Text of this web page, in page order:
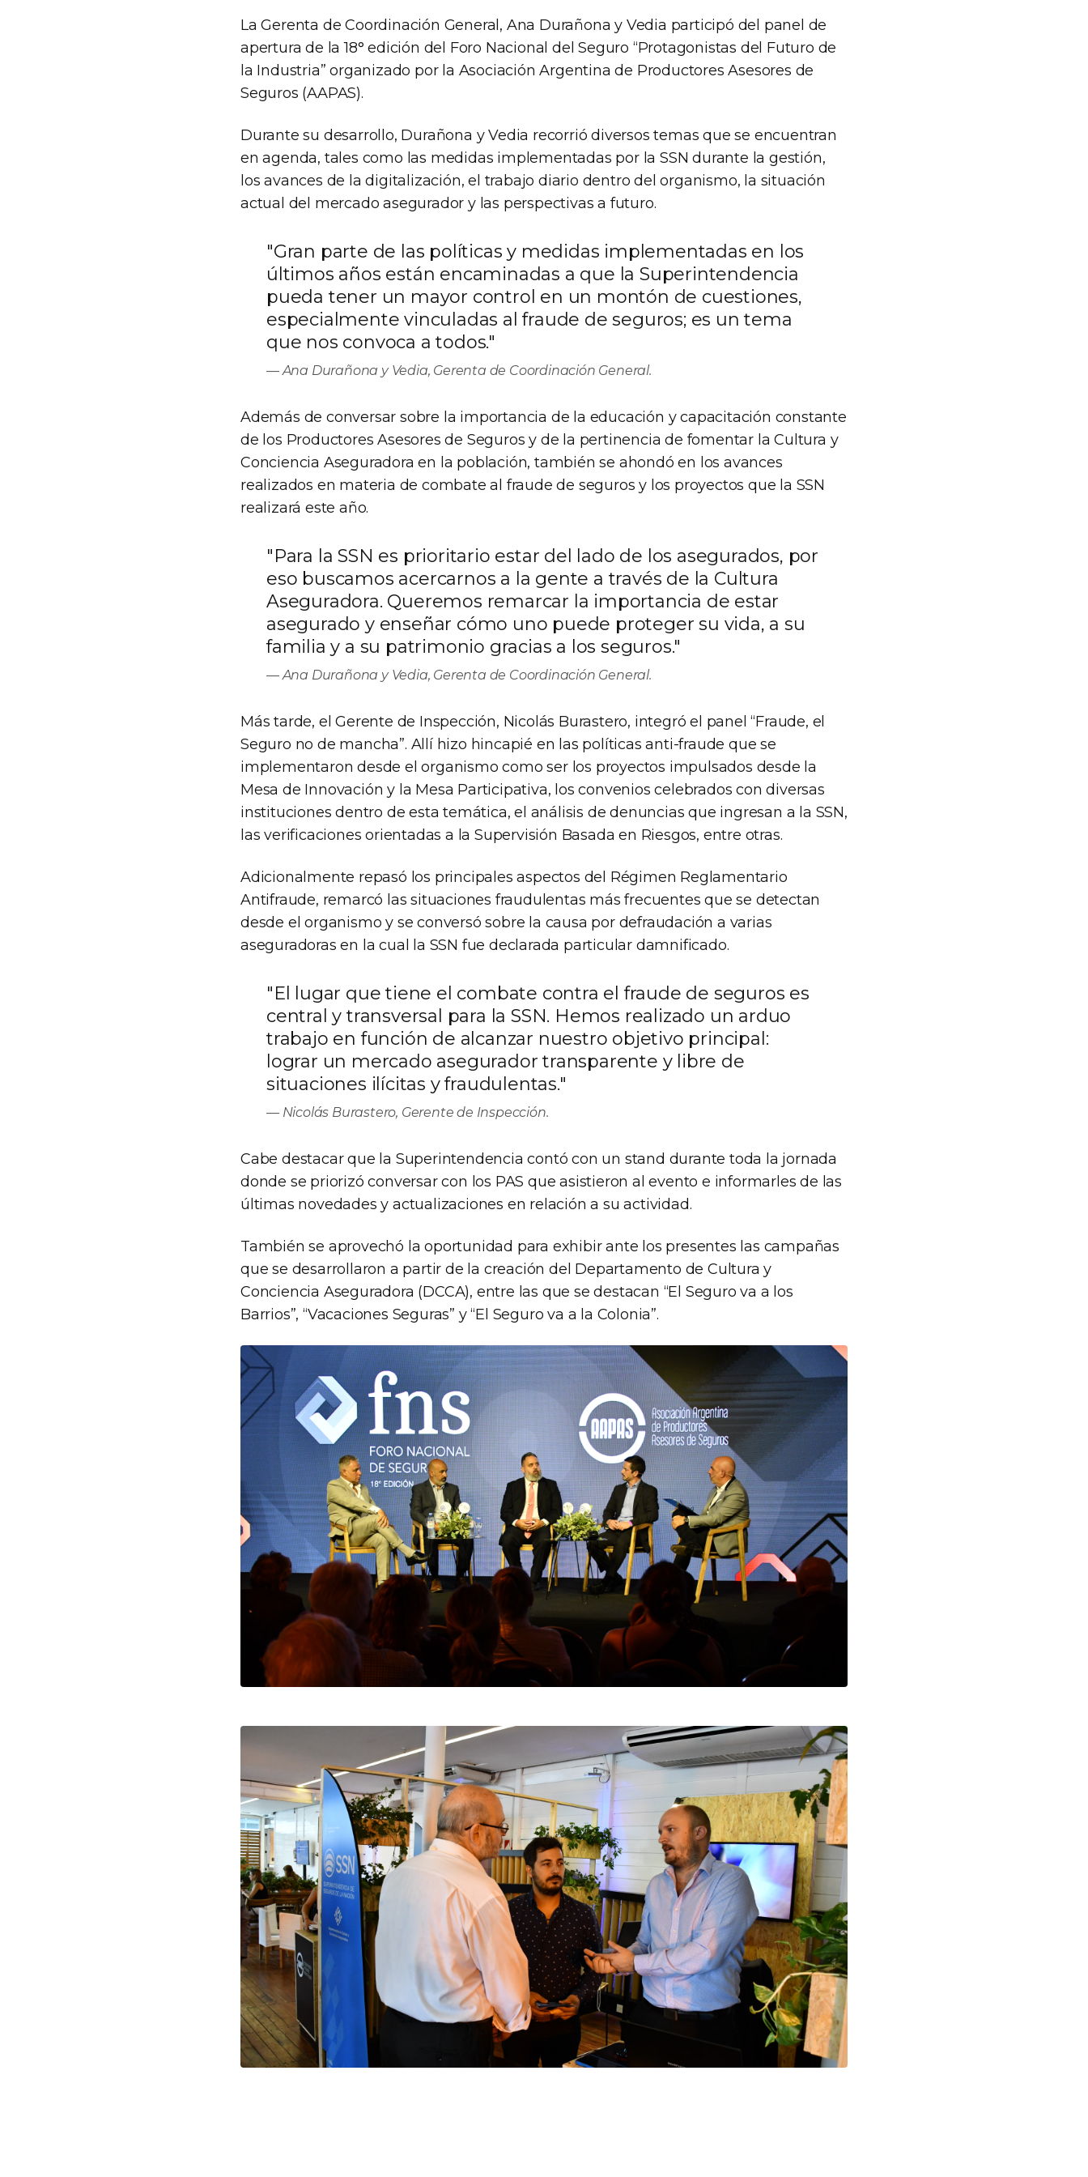
La Gerenta de Coordinación General, Ana Durañona y Vedia participó del panel de
apertura de la 18° edición del Foro Nacional del Seguro “Protagonistas del Futuro de
la Industria” organizado por la Asociación Argentina de Productores Asesores de
Seguros (AAPAS).
Durante su desarrollo, Durañona y Vedia recorrió diversos temas que se encuentran
en agenda, tales como las medidas implementadas por la SSN durante la gestión,
los avances de la digitalización, el trabajo diario dentro del organismo, la situación
actual del mercado asegurador y las perspectivas a futuro.
"Gran parte de las políticas y medidas implementadas en los
últimos años están encaminadas a que la Superintendencia
pueda tener un mayor control en un montón de cuestiones,
especialmente vinculadas al fraude de seguros; es un tema
que nos convoca a todos."
Ana Durañona y Vedia, Gerenta de Coordinación General.
Además de conversar sobre la importancia de la educación y capacitación constante
de los Productores Asesores de Seguros y de la pertinencia de fomentar la Cultura y
Conciencia Aseguradora en la población, también se ahondó en los avances
realizados en materia de combate al fraude de seguros y los proyectos que la SSN
realizará este año.
"Para la SSN es prioritario estar del lado de los asegurados, por
eso buscamos acercarnos a la gente a través de la Cultura
Aseguradora. Queremos remarcar la importancia de estar
asegurado y enseñar cómo uno puede proteger su vida, a su
familia y a su patrimonio gracias a los seguros."
Ana Durañona y Vedia, Gerenta de Coordinación General.
Más tarde, el Gerente de Inspección, Nicolás Burastero, integró el panel “Fraude, el
Seguro no de mancha”. Allí hizo hincapié en las políticas anti-fraude que se
implementaron desde el organismo como ser los proyectos impulsados desde la
Mesa de Innovación y la Mesa Participativa, los convenios celebrados con diversas
instituciones dentro de esta temática, el análisis de denuncias que ingresan a la SSN,
las verificaciones orientadas a la Supervisión Basada en Riesgos, entre otras.
Adicionalmente repasó los principales aspectos del Régimen Reglamentario
Antifraude, remarcó las situaciones fraudulentas más frecuentes que se detectan
desde el organismo y se conversó sobre la causa por defraudación a varias
aseguradoras en la cual la SSN fue declarada particular damnificado.
"El lugar que tiene el combate contra el fraude de seguros es
central y transversal para la SSN. Hemos realizado un arduo
trabajo en función de alcanzar nuestro objetivo principal:
lograr un mercado asegurador transparente y libre de
situaciones ilícitas y fraudulentas."
Nicolás Burastero, Gerente de Inspección.
Cabe destacar que la Superintendencia contó con un stand durante toda la jornada
donde se priorizó conversar con los PAS que asistieron al evento e informarles de las
últimas novedades y actualizaciones en relación a su actividad.
También se aprovechó la oportunidad para exhibir ante los presentes las campañas
que se desarrollaron a partir de la creación del Departamento de Cultura y
Conciencia Aseguradora (DCCA), entre las que se destacan “El Seguro va a los
Barrios”, “Vacaciones Seguras” y “El Seguro va a la Colonia”.